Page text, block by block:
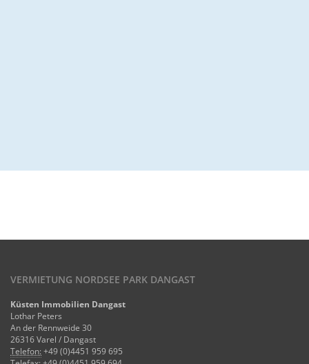
VERMIETUNG NORDSEE PARK DANGAST
Küsten Immobilien Dangast
Lothar Peters
An der Rennweide 30
26316 Varel / Dangast
Telefon: +49 (0)4451 959 695